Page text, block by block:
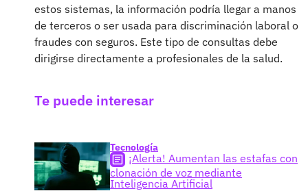
estos sistemas, la información podría llegar a manos
de terceros o ser usada para discriminación laboral o
fraudes con seguros. Este tipo de consultas debe
dirigirse directamente a profesionales de la salud.
Te puede interesar
Tecnología
¡Alerta! Aumentan las estafas con
clonación de voz mediante
Inteligencia Artificial